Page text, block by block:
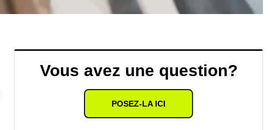
Vous avez une question?
POSEZ-LA ICI